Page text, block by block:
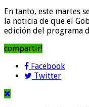
En tanto, este martes
la noticia de que el
edición del programa
compartir!
Facebook
Twitter